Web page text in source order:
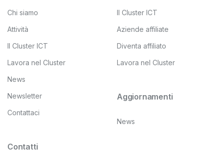
Chi siamo
Attività
Il Cluster ICT
Lavora nel Cluster
News
Newsletter
Contattaci
Il Cluster ICT
Aziende affiliate
Diventa affiliato
Lavora nel Cluster
Aggiornamenti
News
Contatti